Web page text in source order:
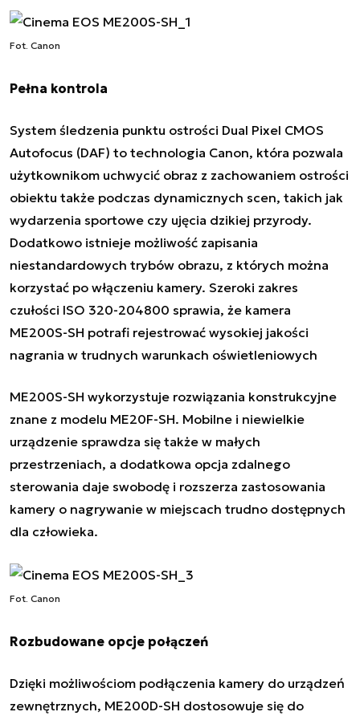
Fot. Canon
Pełna kontrola
System śledzenia punktu ostrości Dual Pixel CMOS
Autofocus (DAF) to technologia Canon, która pozwala
użytkownikom uchwycić obraz z zachowaniem ostrości
obiektu także podczas dynamicznych scen, takich jak
wydarzenia sportowe czy ujęcia dzikiej przyrody.
Dodatkowo istnieje możliwość zapisania
niestandardowych trybów obrazu, z których można
korzystać po włączeniu kamery. Szeroki zakres
czułości ISO 320-204800 sprawia, że kamera
ME200S-SH potrafi rejestrować wysokiej jakości
nagrania w trudnych warunkach oświetleniowych
ME200S-SH wykorzystuje rozwiązania konstrukcyjne
znane z modelu ME20F-SH. Mobilne i niewielkie
urządzenie sprawdza się także w małych
przestrzeniach, a dodatkowa opcja zdalnego
sterowania daje swobodę i rozszerza zastosowania
kamery o nagrywanie w miejscach trudno dostępnych
dla człowieka.
Fot. Canon
Rozbudowane opcje połączeń
Dzięki możliwościom podłączenia kamery do urządzeń
zewnętrznych, ME200D-SH dostosowuje się do